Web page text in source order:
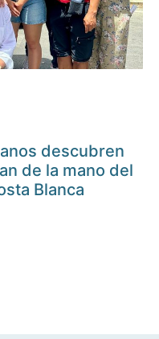
descubren
de la mano del
Blanca